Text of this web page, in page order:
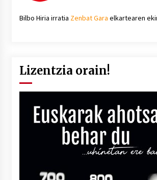
Bilbo Hiria irratia Zenbat Gara elkartearen
Lizentzia orain!